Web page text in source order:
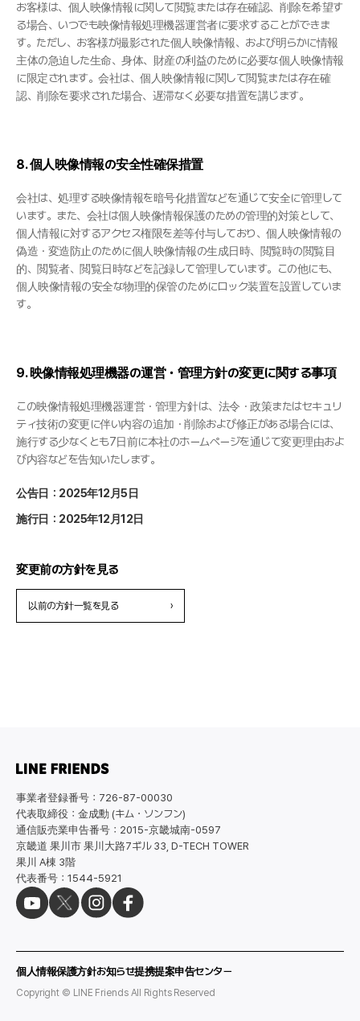
お客様は、個人映像情報に関して閲覧または存在確認、削除を希望す
る場合、いつでも映像情報処理機器運営者に要求することができま
す。ただし、お客様が撮影された個人映像情報、および明らかに情報
主体の急迫した生命、身体、財産の利益のために必要な個人映像情報
に限定されます。会社は、個人映像情報に関して閲覧または存在確
認、削除を要求された場合、遅滞なく必要な措置を講じます。
8. 個人映像情報の安全性確保措置
会社は、処理する映像情報を暗号化措置などを通じて安全に管理して
います。また、会社は個人映像情報保護のための管理的対策として、
個人情報に対するアクセス権限を差等付与しており、個人映像情報の
偽造・変造防止のために個人映像情報の生成日時、閲覧時の閲覧目
的、閲覧者、閲覧日時などを記録して管理しています。この他にも、
個人映像情報の安全な物理的保管のためにロック装置を設置していま
す。
9. 映像情報処理機器の運営・管理方針の変更に関する事項
この映像情報処理機器運営・管理方針は、法令・政策またはセキュリ
ティ技術の変更に伴い内容の追加・削除および修正がある場合には、
施行する少なくとも7日前に本社のホームページを通じて変更理由およ
び内容などを告知いたします。
公告日：2025年12月5日
施行日：2025年12月12日
変更前の方針を見る
以前の方針一覧を見る ›
事業者登録番号：726-87-00030
代表取締役：金成勳 (キム・ソンフン)
通信販売業申告番号：2015-京畿城南-0597
京畿道 果川市 果川大路7ギル 33, D-TECH TOWER
果川 A棟 3階
代表番号：1544-5921
個人情報保護方針お知らせ提携提案申告センター
Copyright © LINE Friends All Rights Reserved